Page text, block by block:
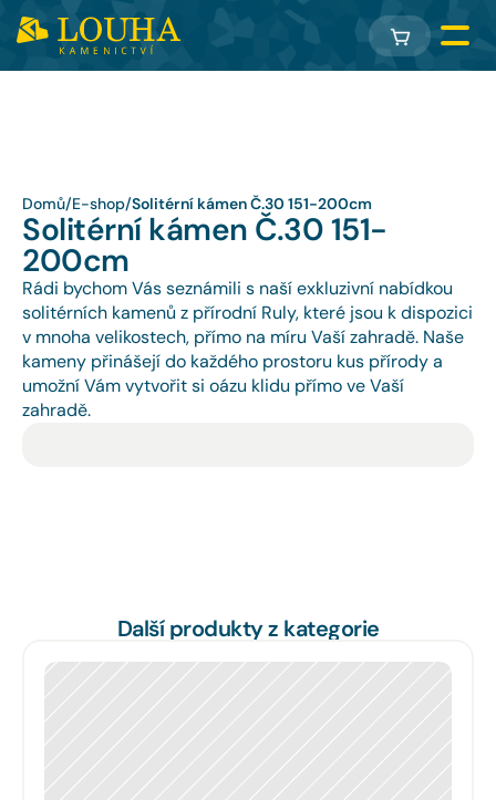
Domů/E-shop/Solitérní kámen Č.30 151-200cm
Solitérní kámen Č.30 151-
200cm
Rádi bychom Vás seznámili s naší exkluzivní nabídkou
solitérních kamenů z přírodní Ruly, které jsou k dispozici
v mnoha velikostech, přímo na míru Vaší zahradě. Naše
kameny přinášejí do každého prostoru kus přírody a
umožní Vám vytvořit si oázu klidu přímo ve Vaší
zahradě.
Další produkty z kategorie